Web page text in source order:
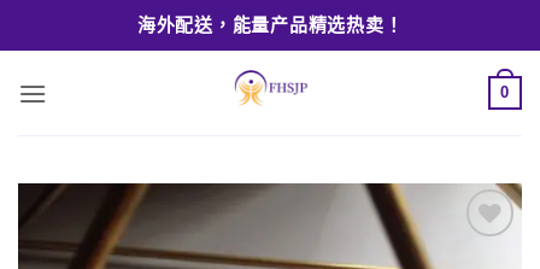
海外配送，能量产品精选热卖！
0